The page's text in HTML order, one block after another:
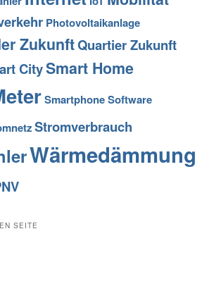
Photovoltaikanlage
ZukunftQuartier Zukunft
CitySmart Home
SmartphoneSoftware
Stromverbrauch
Wärmedämmung
SEITE